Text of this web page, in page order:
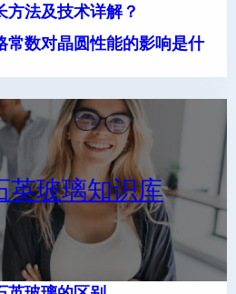
方法及技术详解？
常数对晶圆性能的影响是什
英玻璃知识库